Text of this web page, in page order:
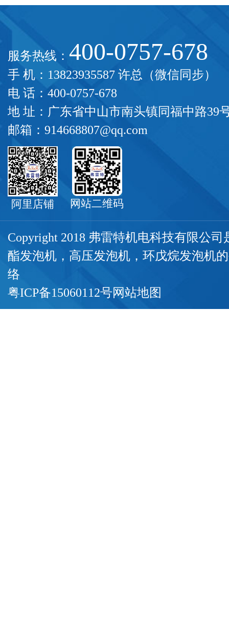
服务热线： 400-0757-678
手 机：13823935587 许总（微信同步）
电 话：400-0757-678
地 址：广东省中山市南头镇同福中路39
邮箱：914668807@qq.com
阿里店铺 网站二维码
Copyright 2018 弗雷特机电科技有限公司
酯发泡机 ， 高压发泡机 ，环戊烷发泡机
络
粤ICP备15060112号网站地图